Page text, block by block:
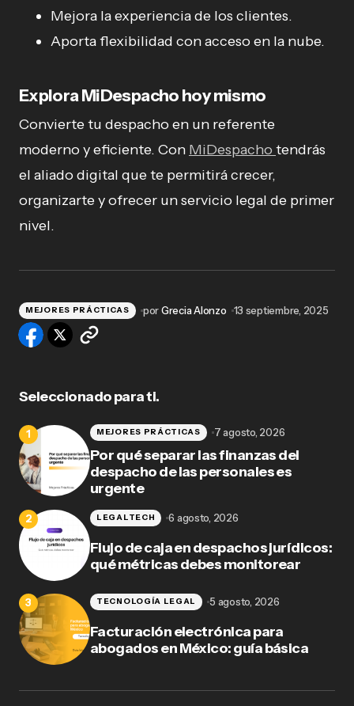
Mejora la experiencia de los clientes.
Aporta flexibilidad con acceso en la nube.
Explora MiDespacho hoy mismo
Convierte tu despacho en un referente
moderno y eficiente. Con MiDespacho tendrás
el aliado digital que te permitirá crecer,
organizarte y ofrecer un servicio legal de primer
nivel.
MEJORES PRÁCTICAS porGrecia Alonzo 13 septiembre, 2025
Seleccionado para ti.
Por qué separar las finanzas del
despacho de las personales es
urgente
MEJORES PRÁCTICAS 7 agosto, 2026
Flujo de caja en despachos jurídicos:
qué métricas debes monitorear
LEGALTECH 6 agosto, 2026
Facturación electrónica para
abogados en México: guía básica
TECNOLOGÍA LEGAL 5 agosto, 2026